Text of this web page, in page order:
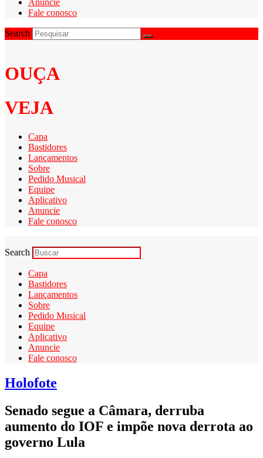
Fale conosco
Search
OUÇA
VEJA
Capa
Bastidores
Lançamentos
Sobre
Pedido Musical
Equipe
Aplicativo
Anuncie
Fale conosco
Search
Capa
Bastidores
Lançamentos
Sobre
Pedido Musical
Equipe
Aplicativo
Anuncie
Fale conosco
Holofote
Senado segue a Câmara, derruba
aumento do IOF e impõe nova derrota ao
governo Lula